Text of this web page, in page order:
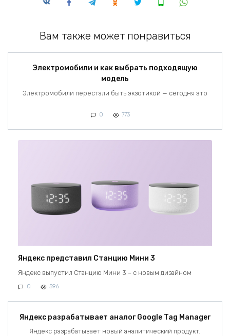
Вам также может понравиться
Электромобили и как выбрать подходящую
модель
Электромобили перестали быть экзотикой — сегодня это
0 773
Яндекс представил Станцию Мини 3
Яндекс выпустил Станцию Мини 3 – с новым дизайном
0 596
Яндекс разрабатывает аналог Google Tag Manager
Яндекс разрабатывает новый аналитический продукт,